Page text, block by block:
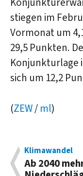
stiegen im
Vormonat um
29,5 Punkten.
Konjunkturlage
sich um 12,2
(ZEW/ ml)
Klimawandel
Ab 2040